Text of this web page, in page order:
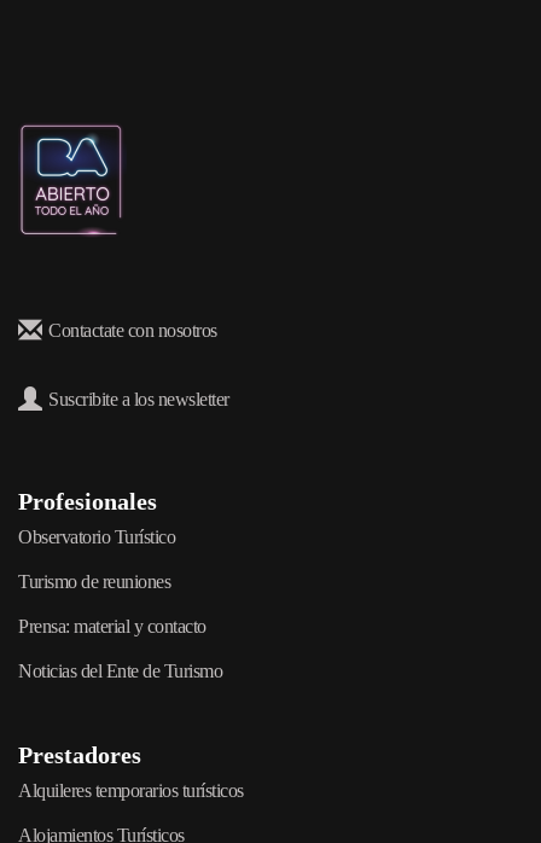
Contactate con nosotros
Suscribite a los newsletter
Profesionales
Observatorio Turístico
Turismo de reuniones
Prensa: material y contacto
Noticias del Ente de Turismo
Prestadores
Alquileres temporarios turísticos
Alojamientos Turísticos